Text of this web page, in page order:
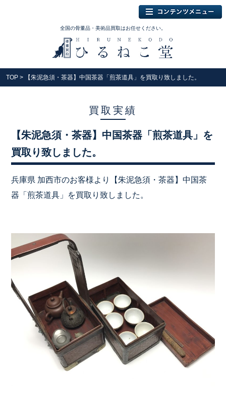
全国の骨董品・美術品買取はお任せください。
TOP > 【朱泥急須・茶器】中国茶器「煎茶道具」を買取り致しました。
買取実績
【朱泥急須・茶器】中国茶器「煎茶道具」を
買取り致しました。
兵庫県 加西市のお客様より【朱泥急須・茶器】中国茶
器「煎茶道具」を買取り致しました。